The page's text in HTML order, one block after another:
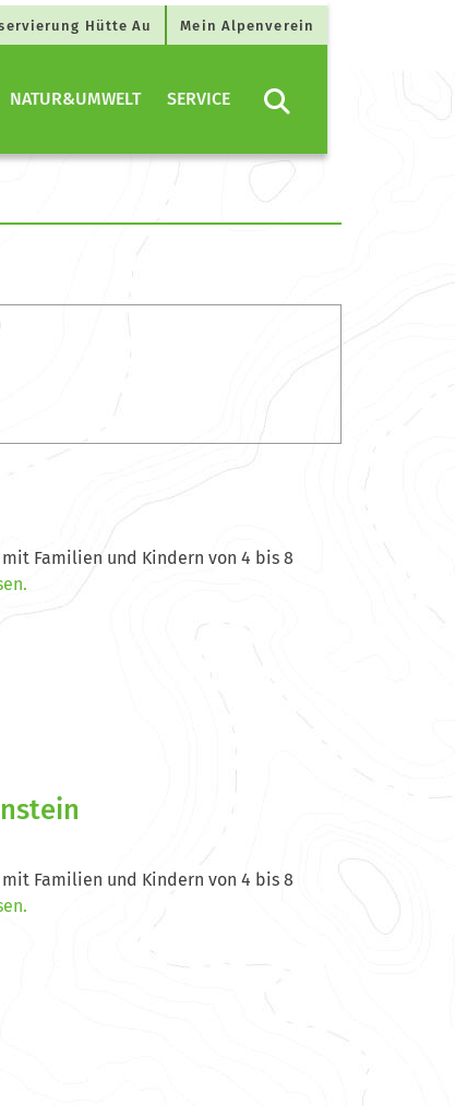
Hütte Au Mein Alpenverein
NATUR&UMWELT SERVICE
Familien und Kindern von 4 bis 8
Familien und Kindern von 4 bis 8